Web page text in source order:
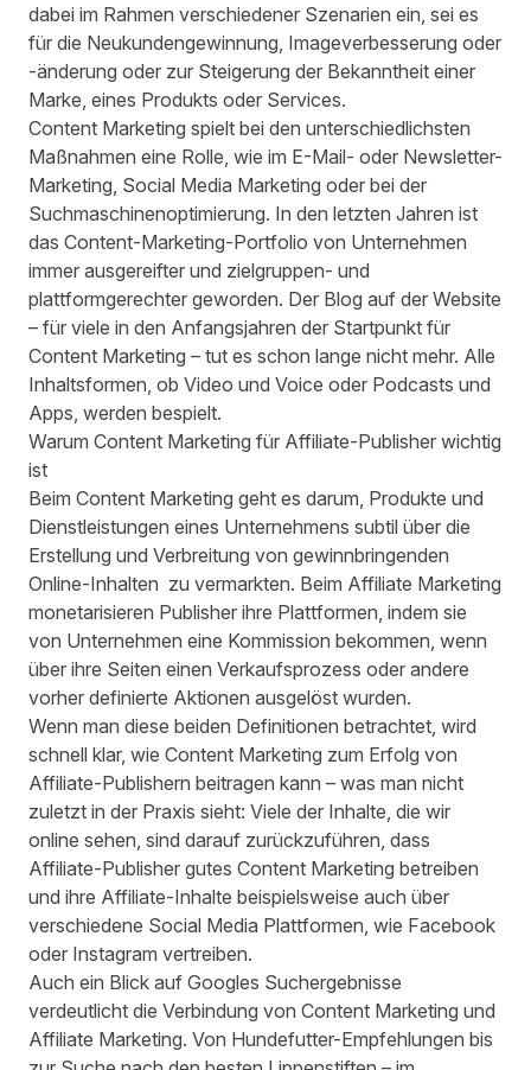
dabei im Rahmen verschiedener Szenarien ein, sei es
für die Neukundengewinnung, Imageverbesserung oder
-änderung oder zur Steigerung der Bekanntheit einer
Marke, eines Produkts oder Services.
Content Marketing spielt bei den unterschiedlichsten
Maßnahmen eine Rolle, wie im E-Mail- oder Newsletter-
Marketing, Social Media Marketing oder bei der
Suchmaschinenoptimierung. In den letzten Jahren ist
das Content-Marketing-Portfolio von Unternehmen
immer ausgereifter und zielgruppen- und
plattformgerechter geworden. Der Blog auf der Website
– für viele in den Anfangsjahren der Startpunkt für
Content Marketing – tut es schon lange nicht mehr. Alle
Inhaltsformen, ob Video und Voice oder Podcasts und
Apps, werden bespielt.
Warum Content Marketing für Affiliate-Publisher wichtig
ist
Beim Content Marketing geht es darum, Produkte und
Dienstleistungen eines Unternehmens subtil über die
Erstellung und Verbreitung von gewinnbringenden
Online-Inhalten zu vermarkten. Beim Affiliate Marketing
monetarisieren Publisher ihre Plattformen, indem sie
von Unternehmen eine Kommission bekommen, wenn
über ihre Seiten einen Verkaufsprozess oder andere
vorher definierte Aktionen ausgelöst wurden.
Wenn man diese beiden Definitionen betrachtet, wird
schnell klar, wie Content Marketing zum Erfolg von
Affiliate-Publishern beitragen kann – was man nicht
zuletzt in der Praxis sieht: Viele der Inhalte, die wir
online sehen, sind darauf zurückzuführen, dass
Affiliate-Publisher gutes Content Marketing betreiben
und ihre Affiliate-Inhalte beispielsweise auch über
verschiedene Social Media Plattformen, wie Facebook
oder Instagram vertreiben.
Auch ein Blick auf Googles Suchergebnisse
verdeutlicht die Verbindung von Content Marketing und
Affiliate Marketing. Von Hundefutter-Empfehlungen bis